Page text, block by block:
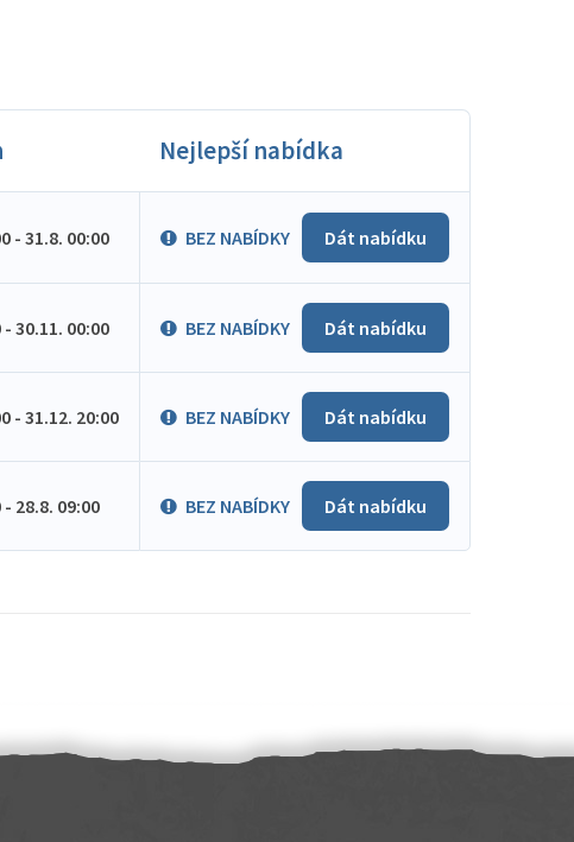
Nejlepší nabídka
- 31.8. 00:00 BEZ NABÍDKY Dát nabídku
- 30.11. 00:00 BEZ NABÍDKY Dát nabídku
- 31.12. 20:00 BEZ NABÍDKY Dát nabídku
- 28.8. 09:00 BEZ NABÍDKY Dát nabídku